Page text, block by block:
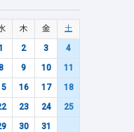
木 金
土
2 3
4
9 10
11
16 17
18
23 24
25
30 31